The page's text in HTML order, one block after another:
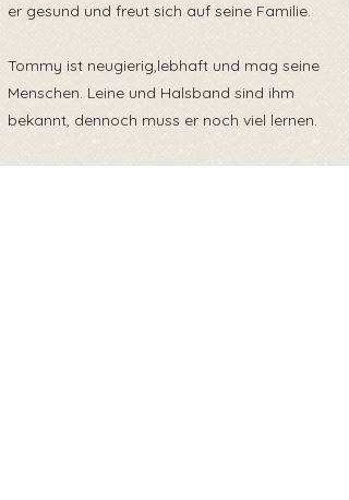
er gesund und freut sich auf seine Familie.
Tommy ist neugierig,lebhaft und mag seine
Menschen. Leine und Halsband sind ihm
bekannt, dennoch muss er noch viel lernen.